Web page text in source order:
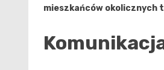
mieszkańców okolicznych